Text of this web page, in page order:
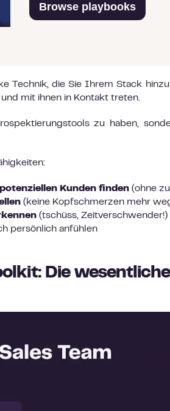
Browse playbooks
Technik, die Sie Ihrem Stack
mit ihnen in Kontakt treten.
zu haben,
Kunden finden (ohne
(keine Kopfschmerzen mehr
(tschüss, Zeitverschwender!)
persönlich anfühlen
Die